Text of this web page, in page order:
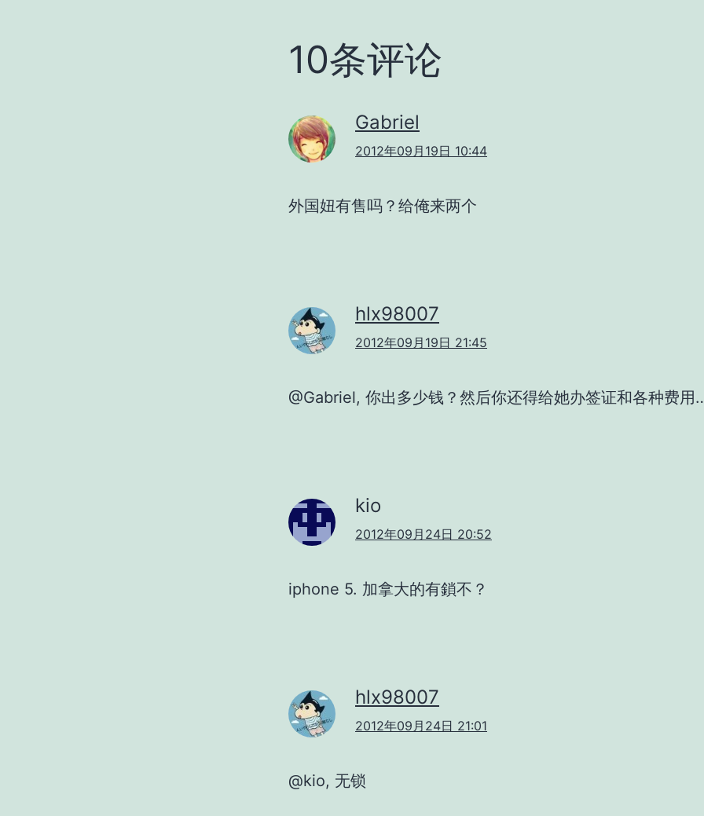
10条评论
Gabriel
2012年09月19日 10:44
外国妞有售吗？给俺来两个
hlx98007
2012年09月19日 21:45
@Gabriel, 你出多少钱？然后你还得给她办签证和各种费用
kio
2012年09月24日 20:52
iphone 5. 加拿大的有鎖不？
hlx98007
2012年09月24日 21:01
@kio, 无锁